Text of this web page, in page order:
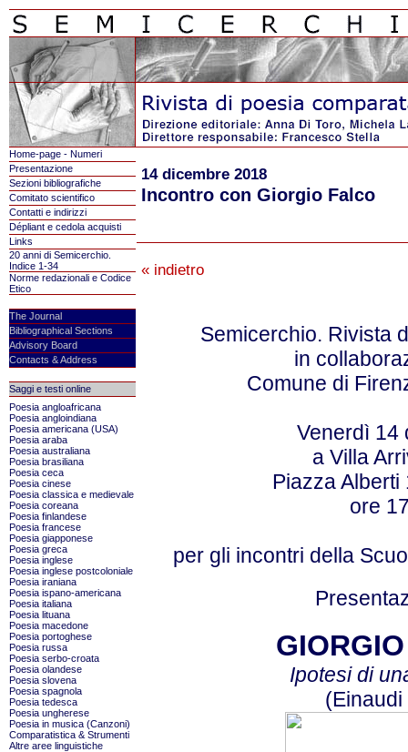
Home-page - Numeri
Presentazione
Sezioni bibliografiche
Comitato scientifico
Contatti e indirizzi
Dépliant e cedola acquisti
Links
20 anni di Semicerchio.
Indice 1-34
Norme redazionali e Codice
Etico
The Journal
Bibliographical Sections
Advisory Board
Contacts & Address
Saggi e testi online
Poesia angloafricana
Poesia angloindiana
Poesia americana (USA)
Poesia araba
Poesia australiana
Poesia brasiliana
Poesia ceca
Poesia cinese
Poesia classica e medievale
Poesia coreana
Poesia finlandese
Poesia francese
Poesia giapponese
Poesia greca
Poesia inglese
Poesia inglese postcoloniale
Poesia iraniana
Poesia ispano-americana
Poesia italiana
Poesia lituana
Poesia macedone
Poesia portoghese
Poesia russa
Poesia serbo-croata
Poesia olandese
Poesia slovena
Poesia spagnola
Poesia tedesca
Poesia ungherese
Poesia in musica (Canzoni)
Comparatistica & Strumenti
Altre aree linguistiche
14 dicembre 2018
Incontro con Giorgio Falco
« indietro
Semicerchio. Rivista
in
Comune di
Venerdì 14
a Villa
Piazza Alberti
ore
per gli incontri della
Ipotesi di